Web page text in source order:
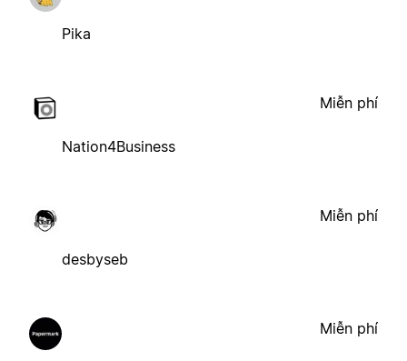
Pika
Nation4Business
Miễn phí
desbyseb
Miễn phí
Miễn phí